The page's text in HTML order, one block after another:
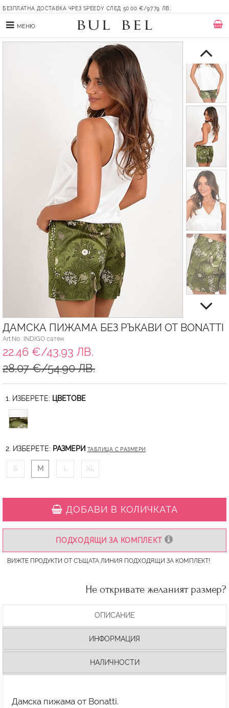
БЕЗПЛАТНА ДОСТАВКА ЧРЕЗ SPEEDY СЛЕД 50.00 €/97.79 ЛВ.
МЕНЮ
ДАМСКА ПИЖАМА БЕЗ РЪКАВИ ОТ BONATTI
Art.No.: INDIGO сатен
22.46 €/43.93 ЛВ.
28.07 €/54.90 ЛВ.
1. ИЗБЕРЕТЕ: ЦВЕТОВЕ
2. ИЗБЕРЕТЕ: РАЗМЕРИ ТАБЛИЦА С РАЗМЕРИ
S M L XL
ДОБАВИ В КОЛИЧКАТА
ПОДХОДЯЩИ ЗА КОМПЛЕКТ
ВИЖТЕ ПРОДУКТИ ОТ СЪЩАТА ЛИНИЯ ПОДХОДЯЩИ ЗА КОМПЛЕКТ!
Не откривате желаният размер?
ОПИСАНИЕ
ИНФОРМАЦИЯ
НАЛИЧНОСТИ
Дамска пижама от Bonatti.